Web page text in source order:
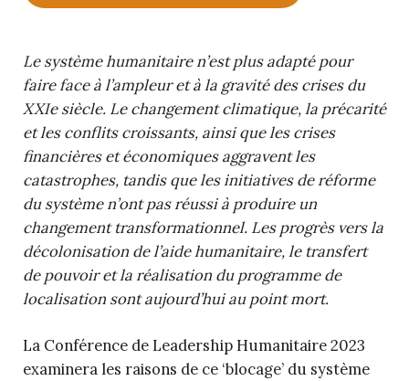
Le système humanitaire n’est plus adapté pour
faire face à l’ampleur et à la gravité des crises du
XXIe siècle. Le changement climatique, la précarité
et les conflits croissants, ainsi que les crises
financières et économiques aggravent les
catastrophes, tandis que les initiatives de réforme
du système n’ont pas réussi à produire un
changement transformationnel. Les progrès vers la
décolonisation de l’aide humanitaire, le transfert
de pouvoir et la réalisation du programme de
localisation sont aujourd’hui au point mort.
La Conférence de Leadership Humanitaire 2023
examinera les raisons de ce ‘blocage’ du système